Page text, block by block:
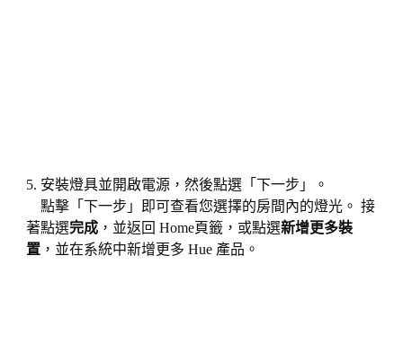
5. 安裝燈具並開啟電源，然後點選「下一步」。
點擊「下一步」即可查看您選擇的房間內的燈光。 接
著點選完成，並返回 Home頁籤，或點選新增更多裝
置，並在系統中新增更多 Hue 產品。